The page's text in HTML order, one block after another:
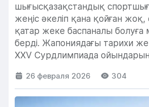
шығысқазақстандық
жеңіс әкеліп қана қойған
қатар жеке баспаналы болуға
берді. Жапониядағы тарихи
XXV Сурдлимпиада
26 февраля 2026 304